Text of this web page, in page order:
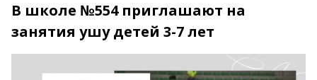
В школе №554 приглашают на
занятия ушу детей 3-7 лет